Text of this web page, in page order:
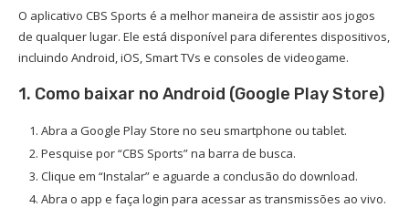
O aplicativo CBS Sports é a melhor maneira de assistir aos jogos
de qualquer lugar. Ele está disponível para diferentes dispositivos,
incluindo Android, iOS, Smart TVs e consoles de videogame.
1. Como baixar no Android (Google Play Store)
Abra a Google Play Store no seu smartphone ou tablet.
Pesquise por “CBS Sports” na barra de busca.
Clique em “Instalar” e aguarde a conclusão do download.
Abra o app e faça login para acessar as transmissões ao vivo.